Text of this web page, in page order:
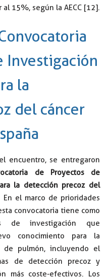
15%, según la AECC [12].
Investigación
la
del cáncer
encuentro, se entregaron
de Proyectos de
la detección precoz del
En el marco de prioridades
convocatoria tiene como
de investigación que
conocimiento para la
de pulmón, incluyendo el
de detección precoz y
más coste-efectivos. Los